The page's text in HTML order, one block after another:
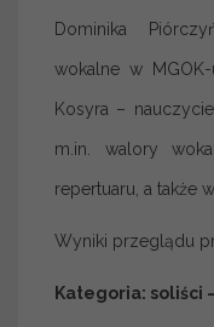
Dominika
wokalne w
Kosyra –
m.in. walory
repertuaru, a także
Wyniki przeglądu
Kategoria: soliści